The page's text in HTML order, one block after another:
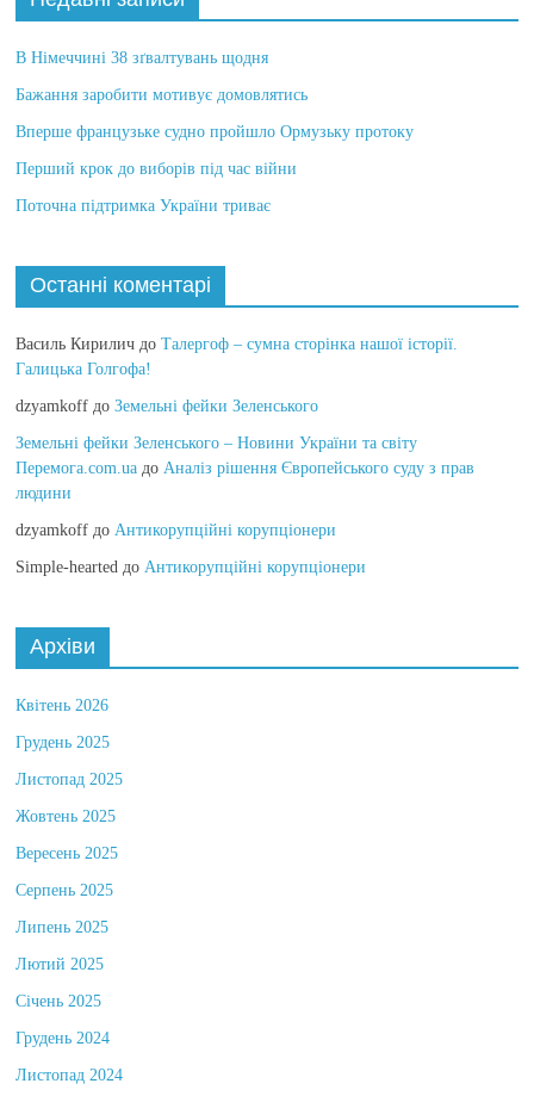
Недавні записи
В Німеччині 38 зґвалтувань щодня
Бажання заробити мотивує домовлятись
Вперше французьке судно пройшло Ормузьку протоку
Перший крок до виборів під час війни
Поточна підтримка України триває
Останні коментарі
Василь Кирилич до Талергоф – сумна сторінка нашої історії.
Галицька Голгофа!
dzyamkoff доЗемельні фейки Зеленського
Земельні фейки Зеленського – Новини України та світу
Перемога.com.ua доАналіз рішення Європейського суду з прав
людини
dzyamkoff доАнтикорупційні корупціонери
Simple-hearted доАнтикорупційні корупціонери
Архіви
Квітень 2026
Грудень 2025
Листопад 2025
Жовтень 2025
Вересень 2025
Серпень 2025
Липень 2025
Лютий 2025
Січень 2025
Грудень 2024
Листопад 2024